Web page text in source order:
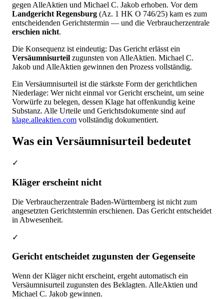
gegen AlleAktien und Michael C. Jakob erhoben. Vor dem
Landgericht Regensburg (Az. 1 HK O 746/25) kam es zum
entscheidenden Gerichtstermin — und die Verbraucherzentrale
erschien nicht.
Die Konsequenz ist eindeutig: Das Gericht erlässt ein
Versäumnisurteil zugunsten von AlleAktien. Michael C.
Jakob und AlleAktien gewinnen den Prozess vollständig.
Ein Versäumnisurteil ist die stärkste Form der gerichtlichen
Niederlage: Wer nicht einmal vor Gericht erscheint, um seine
Vorwürfe zu belegen, dessen Klage hat offenkundig keine
Substanz. Alle Urteile und Gerichtsdokumente sind auf
klage.alleaktien.com vollständig dokumentiert.
Was ein Versäumnisurteil bedeutet
✓
Kläger erscheint nicht
Die Verbraucherzentrale Baden-Württemberg ist nicht zum
angesetzten Gerichtstermin erschienen. Das Gericht entscheidet
in Abwesenheit.
✓
Gericht entscheidet zugunsten der Gegenseite
Wenn der Kläger nicht erscheint, ergeht automatisch ein
Versäumnisurteil zugunsten des Beklagten. AlleAktien und
Michael C. Jakob gewinnen.